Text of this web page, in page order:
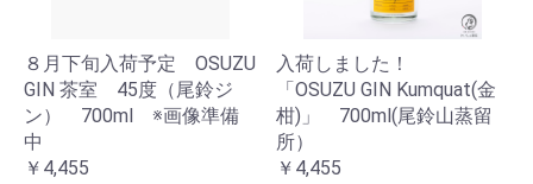
８月下旬入荷予定 OSUZU
GIN 茶室 45度（尾鈴ジ
ン） 700ml ※画像準備
中
￥4,455
入荷しました！
「OSUZU GIN Kumquat(金
柑)」 700ml(尾鈴山蒸留
所）
￥4,455